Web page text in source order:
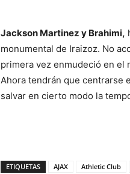
Jackson Martinez y Brahimi,
monumental de Iraizoz. No
primera vez enmudeció en el
Ahora tendrán que centrarse
salvar en cierto modo la
ETIQUETAS AJAX Athletic Club